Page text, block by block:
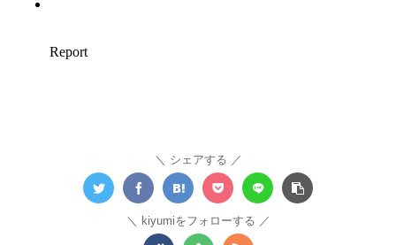
シェアする
kiyumiをフォローする